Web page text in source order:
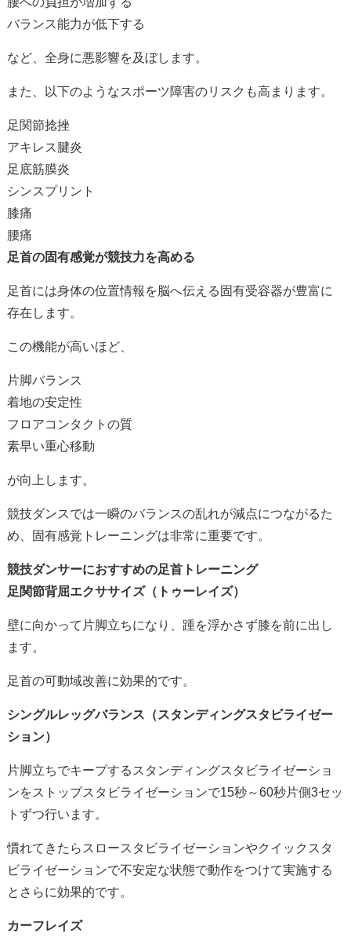
バランス能力が低下する
など、全身に悪影響を及ぼします。
また、以下のようなスポーツ障害のリスクも高まります。
足関節捻挫
アキレス腱炎
足底筋膜炎
シンスプリント
膝痛
腰痛
足首の固有感覚が競技力を高める
足首には身体の位置情報を脳へ伝える固有受容器が豊富に
存在します。
この機能が高いほど、
片脚バランス
着地の安定性
フロアコンタクトの質
素早い重心移動
が向上します。
競技ダンスでは一瞬のバランスの乱れが減点につながるた
め、固有感覚トレーニングは非常に重要です。
競技ダンサーにおすすめの足首トレーニング
足関節背屈エクササイズ（トゥーレイズ）
壁に向かって片脚立ちになり、踵を浮かさず膝を前に出し
ます。
足首の可動域改善に効果的です。
シングルレッグバランス（スタンディングスタビライゼー
ション）
片脚立ちでキープするスタンディングスタビライゼーショ
ンをストップスタビライゼーションで15秒～60秒片側3セッ
トずつ行います。
慣れてきたらスロースタビライゼーションやクイックスタ
ビライゼーションで不安定な状態で動作をつけて実施する
とさらに効果的です。
カーフレイズ